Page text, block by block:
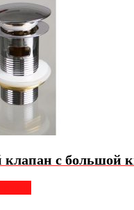
с большой